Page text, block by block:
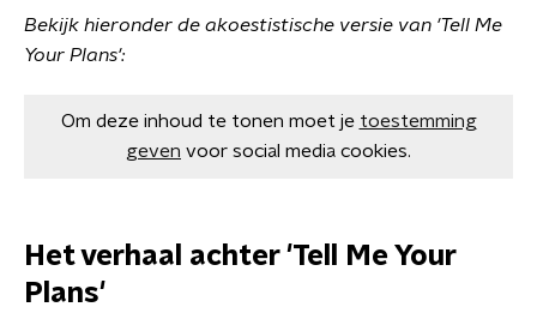
Bekijk hieronder de akoestistische versie van 'Tell Me
Your Plans':
Om deze inhoud te tonen moet je toestemming
geven voor social media cookies.
Het verhaal achter 'Tell Me Your
Plans'